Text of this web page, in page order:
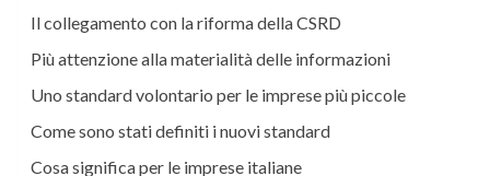
Il collegamento con la riforma della CSRD
Più attenzione alla materialità delle informazioni
Uno standard volontario per le imprese più piccole
Come sono stati definiti i nuovi standard
Cosa significa per le imprese italiane